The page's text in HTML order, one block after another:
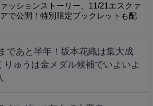
ッセージを届けてくれたチャンネル
謝の気持ちを込めて、一緒にお祝い
ッションストーリー、11/21エスクァ
で公開！特別限定ブックレットも配
であと半年！坂本花織は集大成
りゅうは金メダル候補でいよいよ